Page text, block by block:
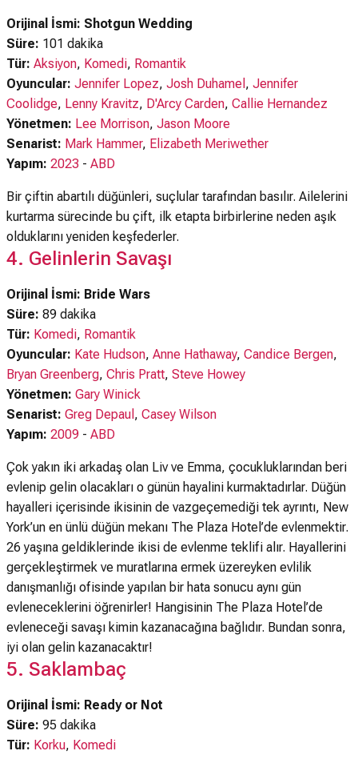
Orijinal İsmi: Shotgun Wedding
Süre: 101 dakika
Tür: Aksiyon, Komedi, Romantik
Oyuncular: Jennifer Lopez, Josh Duhamel , Jennifer
Coolidge, Lenny Kravitz, D'Arcy Carden, Callie Hernandez
Yönetmen: Lee Morrison, Jason Moore
Senarist: Mark Hammer, Elizabeth Meriwether
Yapım: 2023 - ABD
Bir çiftin abartılı düğünleri, suçlular tarafından basılır. Ailelerini
kurtarma sürecinde bu çift, ilk etapta birbirlerine neden aşık
olduklarını yeniden keşfederler.
4. Gelinlerin Savaşı
Orijinal İsmi: Bride Wars
Süre: 89 dakika
Tür: Komedi, Romantik
Oyuncular: Kate Hudson, Anne Hathaway, Candice Bergen,
Bryan Greenberg, Chris Pratt, Steve Howey
Yönetmen: Gary Winick
Senarist: Greg Depaul , Casey Wilson
Yapım: 2009 - ABD
Çok yakın iki arkadaş olan Liv ve Emma, çocukluklarından beri
evlenip gelin olacakları o günün hayalini kurmaktadırlar. Düğün
hayalleri içerisinde ikisinin de vazgeçemediği tek ayrıntı, New
York’un en ünlü düğün mekanı The Plaza Hotel’de evlenmektir.
26 yaşına geldiklerinde ikisi de evlenme teklifi alır. Hayallerini
gerçekleştirmek ve muratlarına ermek üzereyken evlilik
danışmanlığı ofisinde yapılan bir hata sonucu aynı gün
evleneceklerini öğrenirler! Hangisinin The Plaza Hotel’de
evleneceği savaşı kimin kazanacağına bağlıdır. Bundan sonra,
iyi olan gelin kazanacaktır!
5. Saklambaç
Orijinal İsmi: Ready or Not
Süre: 95 dakika
Tür: Korku, Komedi